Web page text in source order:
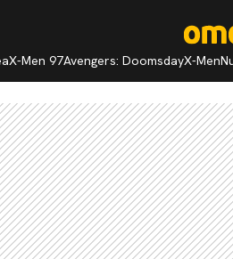
X-Men 97Avengers: DoomsdayX-Men